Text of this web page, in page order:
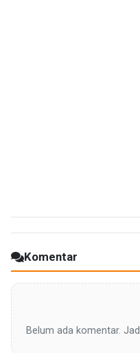
Komentar
Belum ada komentar.